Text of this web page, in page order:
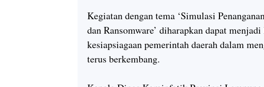
Kegiatan dengan tema ‘Simulasi
dan Ransomware’ diharapkan dapat
kesiapsiagaan pemerintah daerah dalam
terus berkembang.